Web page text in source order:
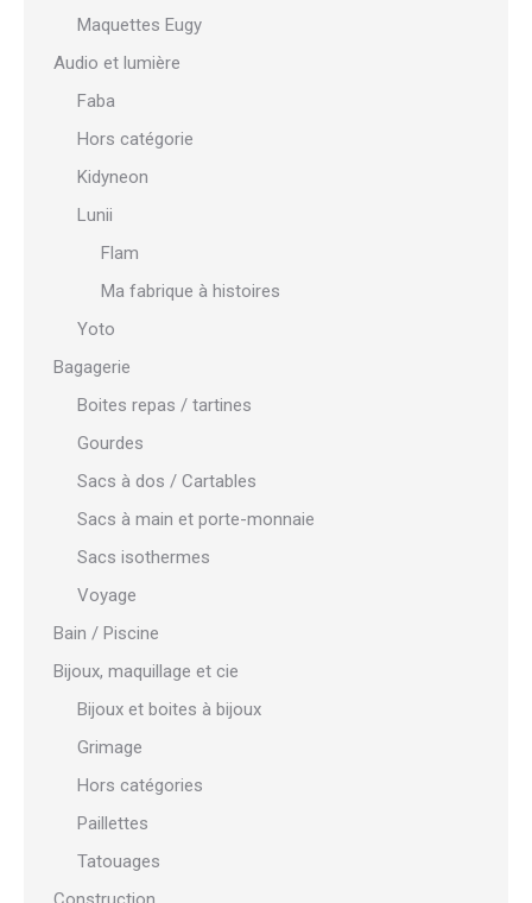
Maquettes Eugy
Audio et lumière
Faba
Hors catégorie
Kidyneon
Lunii
Flam
Ma fabrique à histoires
Yoto
Bagagerie
Boites repas / tartines
Gourdes
Sacs à dos / Cartables
Sacs à main et porte-monnaie
Sacs isothermes
Voyage
Bain / Piscine
Bijoux, maquillage et cie
Bijoux et boites à bijoux
Grimage
Hors catégories
Paillettes
Tatouages